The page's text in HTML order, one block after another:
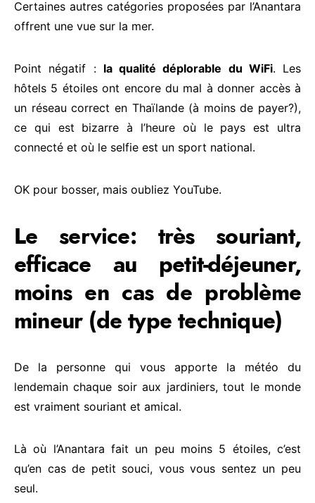
Certaines autres catégories proposées par l’Anantara
offrent une vue sur la mer.
Point négatif : la qualité déplorable du WiFi. Les
hôtels 5 étoiles ont encore du mal à donner accès à
un réseau correct en Thaïlande (à moins de payer?),
ce qui est bizarre à l’heure où le pays est ultra
connecté et où le selfie est un sport national.
OK pour bosser, mais oubliez YouTube.
Le service: très souriant,
efficace au petit-déjeuner,
moins en cas de problème
mineur (de type technique)
De la personne qui vous apporte la météo du
lendemain chaque soir aux jardiniers, tout le monde
est vraiment souriant et amical.
Là où l’Anantara fait un peu moins 5 étoiles, c’est
qu’en cas de petit souci, vous vous sentez un peu
seul.